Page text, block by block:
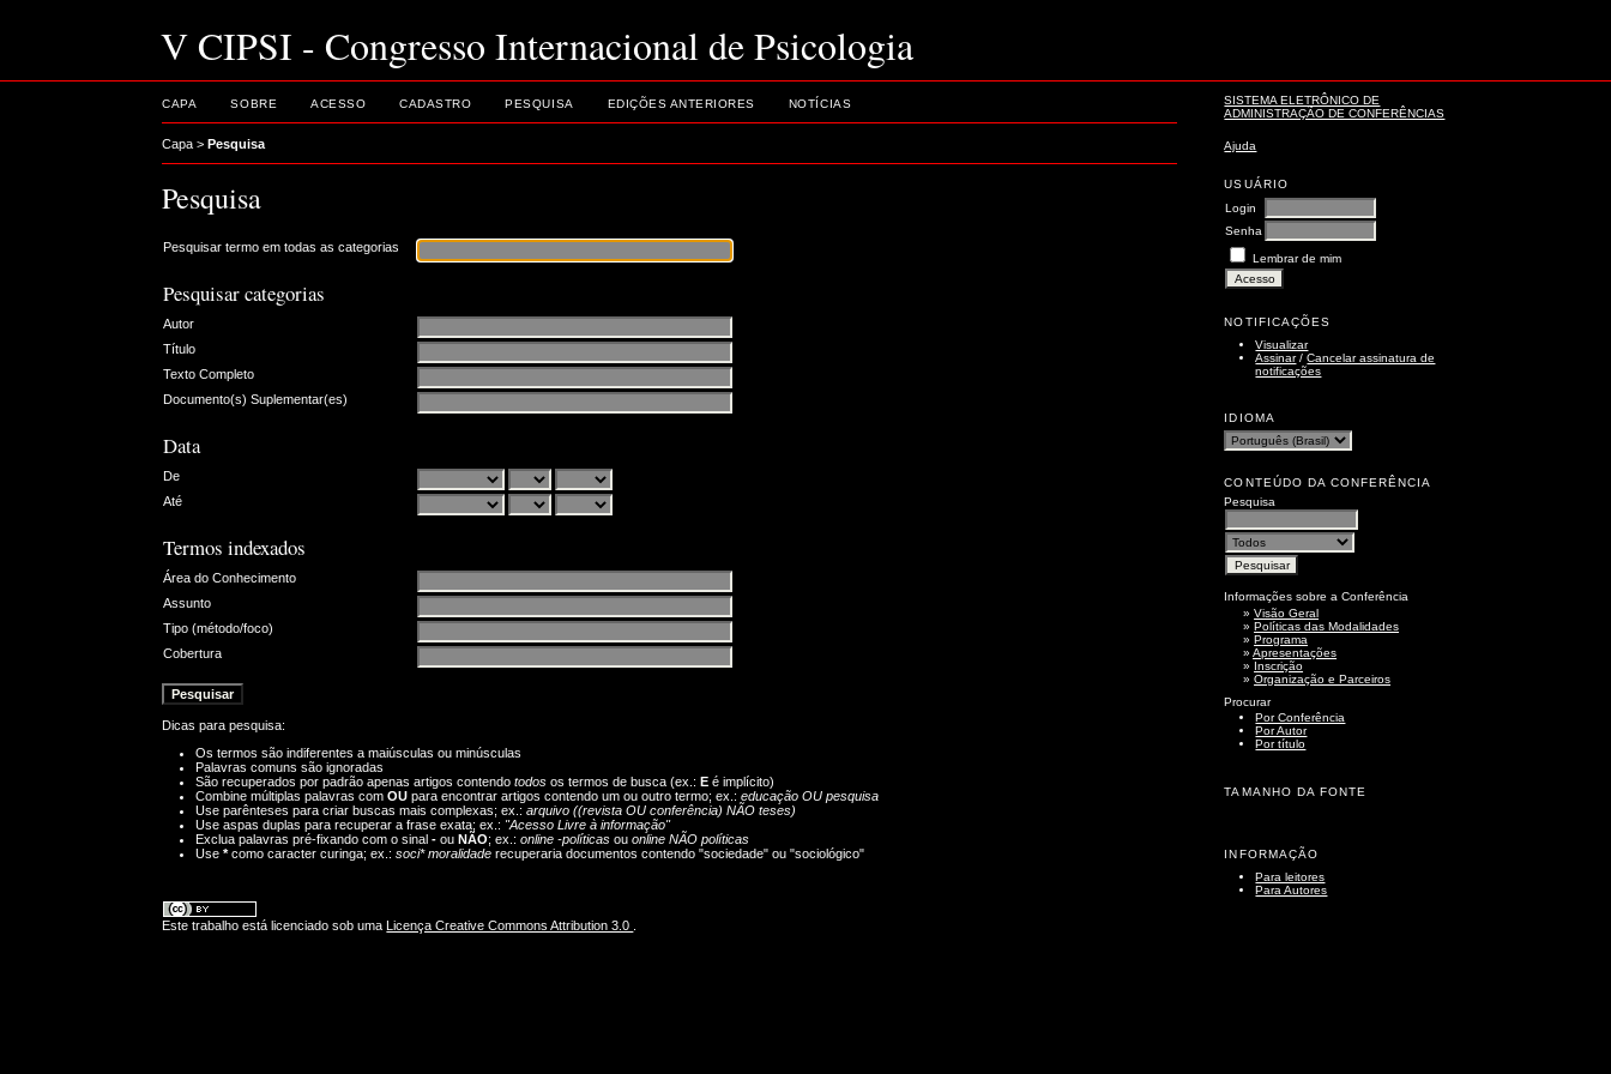
V CIPSI - Congresso Internacional de Psicologia
SISTEMA ELETRÔNICO DE
ADMINISTRAÇÃO DE CONFERÊNCIAS
Ajuda
USUÁRIO
Login
Senha
Lembrar de mim
NOTIFICAÇÕES
Visualizar
Assinar/Cancelar assinatura de
notificações
IDIOMA
CONTEÚDO DA CONFERÊNCIA
Pesquisa
Informações sobre a Conferência
»Visão Geral
»Políticas das Modalidades
»Programa
»Apresentações
» Inscrição
»Organização e Parceiros
Procurar
Por Conferência
Por Autor
Por título
TAMANHO DA FONTE
INFORMAÇÃO
Para leitores
Para Autores
CAPA SOBRE ACESSO CADASTRO PESQUISA EDIÇÕES ANTERIORES NOTÍCIAS
Capa >Pesquisa
Pesquisa
Pesquisar termo em todas as categorias
Pesquisar categorias
Autor
Título
Texto Completo
Documento(s) Suplementar(es)
Data
De
Até
Termos indexados
Área do Conhecimento
Assunto
Tipo (método/foco)
Cobertura
Dicas para pesquisa:
Os termos são indiferentes a maiúsculas ou minúsculas
Palavras comuns são ignoradas
São recuperados por padrão apenas artigos contendotodos os termos de busca (ex.: E é implícito)
Combine múltiplas palavras comOU para encontrar artigos contendo um ou outro termo; ex.:educação OU pesquisa
Use parênteses para criar buscas mais complexas; ex.:arquivo ((revista OU conferência) NÃO teses)
Use aspas duplas para recuperar a frase exata; ex.: "Acesso Livre à informação"
Exclua palavras pré-fixando com o sinal- ou NÃO; ex.:online -políticas ouonline NÃO políticas
Use*como caracter curinga; ex.:soci* moralidade recuperaria documentos contendo "sociedade" ou "sociológico"
Este trabalho está licenciado sob umaLicença Creative Commons Attribution 3.0